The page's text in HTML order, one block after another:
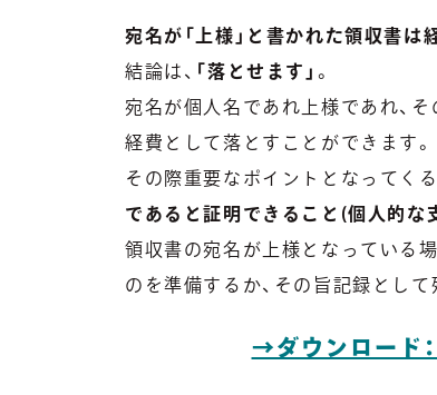
宛名が「上様」と書かれた領収書は
結論は、
「落とせます」 。
宛名が個人名であれ上様であれ、
経費として落とすことができます。
その際重要なポイントとなってくる
であると証明できること(個人的な
領収書の宛名が上様となっている
のを準備するか、その旨記録として
→ダウンロード